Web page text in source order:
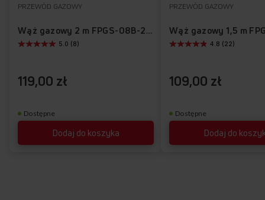
Dostępne
PRZEWÓD GAZOWY
Wąż gazowy 2 m FPGS-08B-200
Dodaj do koszyka
5.0 (8)
119,00 zł
listyulubionych
Dostępne
PRZEWÓD GAZOWY
Dodaj do
4.8 (22)
109,00 zł